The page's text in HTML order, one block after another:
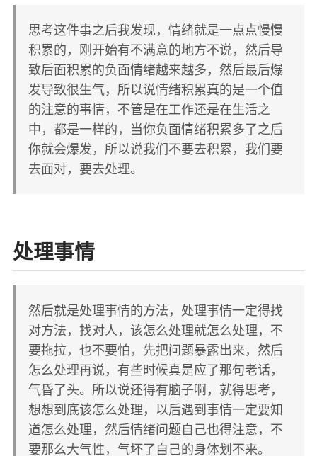
思考这件事之后我发现，情绪就是一点点慢慢
积累的，刚开始有不满意的地方不说，然后导
致后面积累的负面情绪越来越多，然后最后爆
发导致很生气，所以说情绪积累真的是一个值
的注意的事情，不管是在工作还是在生活之
中，都是一样的，当你负面情绪积累多了之后
你就会爆发，所以说我们不要去积累，我们要
去面对，要去处理。
处理事情
然后就是处理事情的方法，处理事情一定得找
对方法，找对人，该怎么处理就怎么处理，不
要拖拉，也不要怕，先把问题暴露出来，然后
怎么处理再说，有些时候真是应了那句老话，
气昏了头。所以说还得有脑子啊，就得思考，
想想到底该怎么处理，以后遇到事情一定要知
道怎么处理，然后情绪问题自己也得注意，不
要那么大气性，气坏了自己的身体划不来。